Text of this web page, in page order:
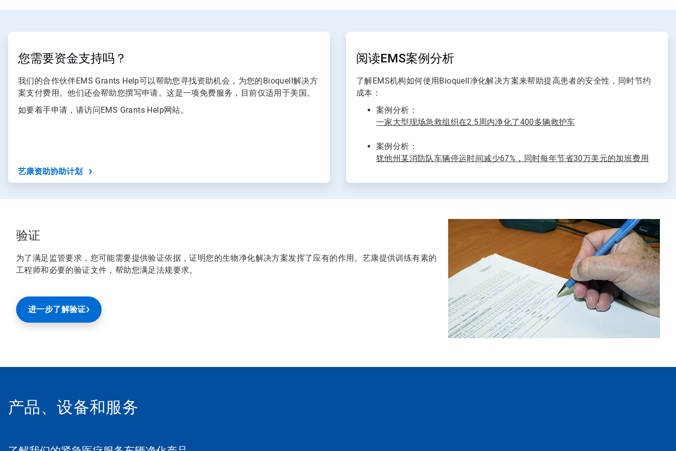
ArticleTile
您需要资金支持吗？
我们的合作伙伴EMS Grants Help可以帮助您寻找资助机会，为您的Bioquell解决方
案支付费用。他们还会帮助您撰写申请。这是一项免费服务，目前仅适用于美国。
如要着手申请，请访问EMS Grants Help网站。
艺康资助协助计划
ArticleTile
阅读EMS案例分析
了解EMS机构如何使用Bioquell净化解决方案来帮助提高患者的安全性，同时节约
成本：
案例分析：
一家大型现场急救组织在2.5周内净化了400多辆救护车
案例分析：
犹他州某消防队车辆停运时间减少67%，同时每年节省30万美元的加班费用
验证
为了满足监管要求，您可能需要提供验证依据，证明您的生物净化解决方案发挥了应有的作用。艺康提供训练有素的
工程师和必要的验证文件，帮助您满足法规要求。
进一步了解验证
产品、设备和服务